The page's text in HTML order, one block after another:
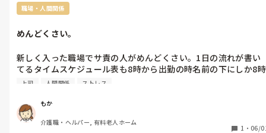
職場・人間関係
めんどくさい。
新しく入った職場でサ責の人がめんどくさい。1日の流れが書い
てるタイムスケジュール表も8時から出勤の時名前の下にしか8時
からであることかいてなくてタイムスケジュールのとこになにも
時間帯は黒く囲むとかしてくださいって言ったらできませんって
言われて、その他にも目上の人に了解しましたって書くのはおか
しいですとかめんどくさー。。
上司 人間関係 ストレス
もか
介護職・ヘルパー, 有料老人ホーム
1 ・ 06/